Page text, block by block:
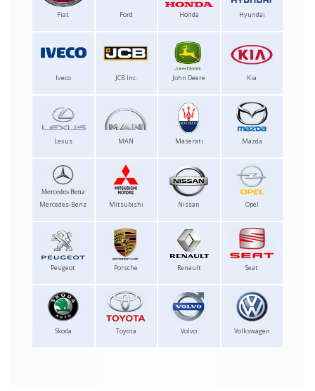
Fiat Ford Honda Hyundai
Iveco JCB Inc. John Deere Kia
Lexus MAN Maserati Mazda
Mercedes-Benz Mitsubishi Nissan Opel
Peugeot Porsche Renault Seat
Skoda Toyota Volvo Volkswagen